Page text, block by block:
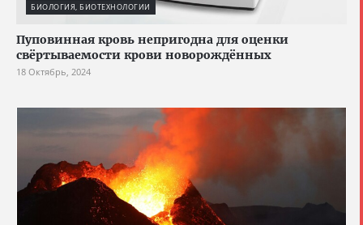
БИОЛОГИЯ, БИОТЕХНОЛОГИИ
Пуповинная кровь непригодна для оценки
свёртываемости крови новорождённых
18 Октябрь, 2024